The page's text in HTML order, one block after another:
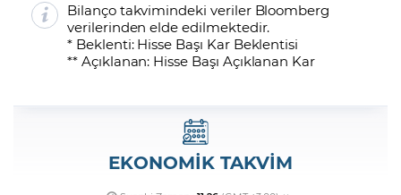
Bilanço takvimindeki veriler Bloomberg
verilerinden elde edilmektedir.
* Beklenti: Hisse Başı Kar Beklentisi
** Açıklanan: Hisse Başı Açıklanan Kar
EKONOMİK TAKVİM